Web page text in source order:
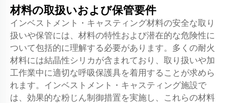
材料の取扱いおよび保管要件
インベストメント・キャスティング材料の安全な取り
扱いや保管には、材料の特性および潜在的な危険性に
ついて包括的に理解する必要があります。多くの耐火
材料には結晶性シリカが含まれており、取り扱いや加
工作業中に適切な呼吸保護具を着用することが求めら
れます。インベストメント・キャスティング施設で
は、効果的な粉じん制御措置を実施し、これらの材料